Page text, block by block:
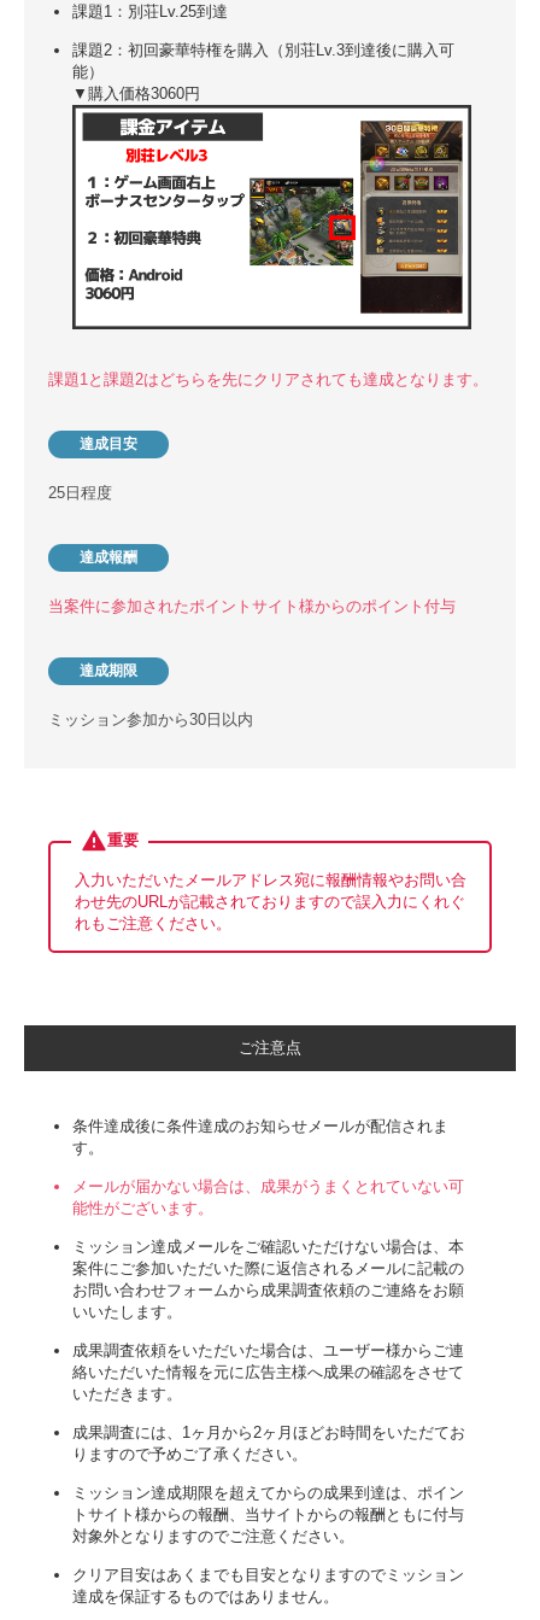
課題1：別荘Lv.25到達
課題2：初回豪華特権を購入（別荘Lv.3到達後に購入可
能）
▼購入価格3060円
課題1と課題2はどちらを先にクリアされても達成となります。
達成目安
25日程度
達成報酬
当案件に参加されたポイントサイト様からのポイント付与
達成期限
ミッション参加から30日以内
重要
入力いただいたメールアドレス宛に報酬情報やお問い合
わせ先のURLが記載されておりますので誤入力にくれぐ
れもご注意ください。
ご注意点
条件達成後に条件達成のお知らせメールが配信されま
す。
メールが届かない場合は、成果がうまくとれていない可
能性がございます。
ミッション達成メールをご確認いただけない場合は、本
案件にご参加いただいた際に返信されるメールに記載の
お問い合わせフォームから成果調査依頼のご連絡をお願
いいたします。
成果調査依頼をいただいた場合は、ユーザー様からご連
絡いただいた情報を元に広告主様へ成果の確認をさせて
いただきます。
成果調査には、1ヶ月から2ヶ月ほどお時間をいただてお
りますので予めご了承ください。
ミッション達成期限を超えてからの成果到達は、ポイン
トサイト様からの報酬、当サイトからの報酬ともに付与
対象外となりますのでご注意ください。
クリア目安はあくまでも目安となりますのでミッション
達成を保証するものではありません。